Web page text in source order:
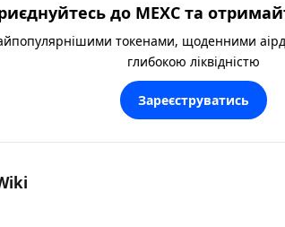
до MEXC та
токенами, щоденними
глибокою ліквідністю
Зареєструватись